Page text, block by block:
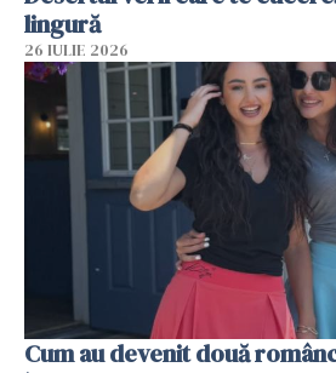
lingură
26 IULIE 2026
Cum au devenit două